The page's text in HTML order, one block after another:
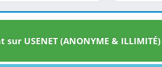
USENET (ANONYME & ILLIMITÉ)